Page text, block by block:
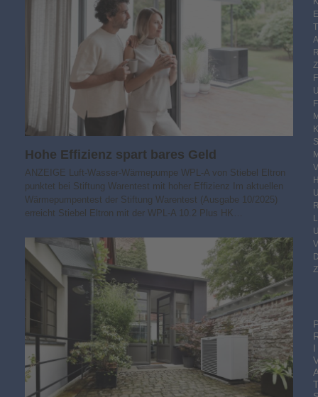
Hohe Effizienz spart bares Geld
ANZEIGE Luft-Wasser-Wärmepumpe WPL-A von Stiebel Eltron
punktet bei Stiftung Warentest mit hoher Effizienz Im aktuellen
Wärmepumpentest der Stiftung Warentest (Ausgabe 10/2025)
erreicht Stiebel Eltron mit der WPL-A 10.2 Plus HK…
I